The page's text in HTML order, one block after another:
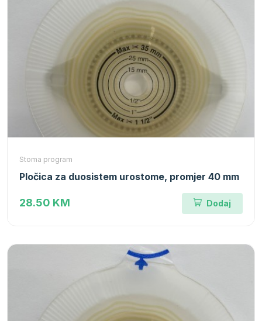
Stoma program
Pločica za duosistem urostome, promjer 40 mm
28.50 KM Dodaj